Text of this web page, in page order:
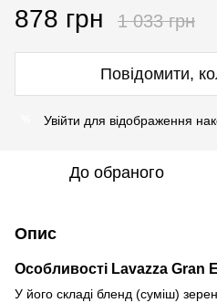
878 грн 1 033 грн
Повідомити,
Увійти для відображення
До обраного
Опис
Особливості Lavazza Gran
У його складі бленд (суміш)